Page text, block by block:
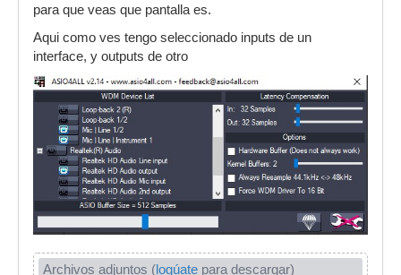
para que veas que pantalla es.
Aqui como ves tengo seleccionado inputs de un
interface, y outputs de otro
Archivos adjuntos (logúate para descargar)